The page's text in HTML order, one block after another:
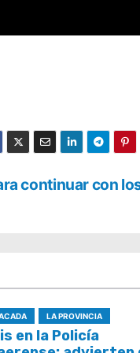
continuar con
LA PROVINCIA
en la Policía